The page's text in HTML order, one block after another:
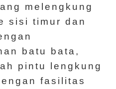
melengkung
sisi timur dan
batu bata,
pintu lengkung
fasilitas